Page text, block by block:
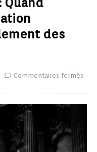
des
Commentaires fermés